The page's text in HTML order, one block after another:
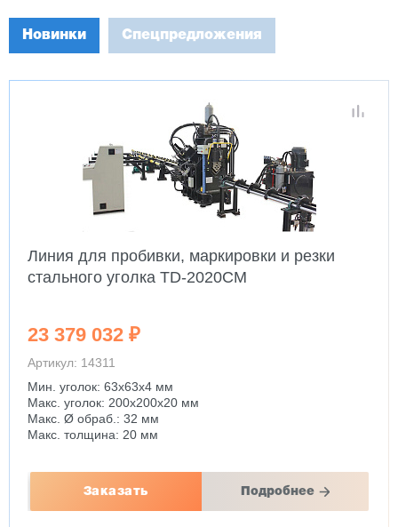
Новинки Спецпредложения
Линия для пробивки, маркировки и резки
стального уголка TD-2020CM
23 379 032 ₽
Артикул: 14311
Мин. уголок: 63x63x4 мм
Макс. уголок: 200x200x20 мм
Макс. Ø обраб.: 32 мм
Макс. толщина: 20 мм
Заказать Подробнее